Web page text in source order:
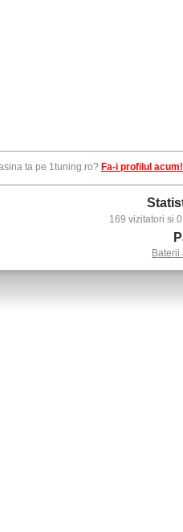
ta pe 1tuning.ro? Fa-i profilul acum!
169 vizitatori si